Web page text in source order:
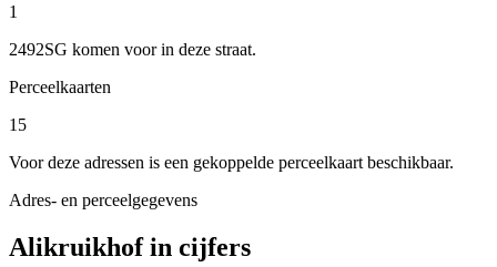
1
2492SG komen voor in deze straat.
Perceelkaarten
15
Voor deze adressen is een gekoppelde perceelkaart beschikbaar.
Adres- en perceelgegevens
Alikruikhof in cijfers